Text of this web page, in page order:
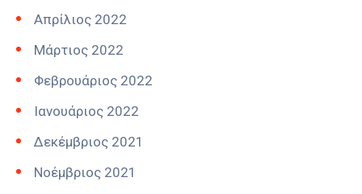
Απρίλιος 2022
Μάρτιος 2022
Φεβρουάριος 2022
Ιανουάριος 2022
Δεκέμβριος 2021
Νοέμβριος 2021